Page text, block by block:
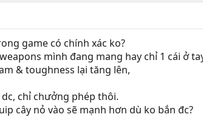
game có chính xác ko?
mình đang mang hay chỉ 1 cái ở
& toughness lại tăng lên,
chỉ chưởng phép thôi.
cây nỏ vào sẽ mạnh hơn dù ko bắn đc?